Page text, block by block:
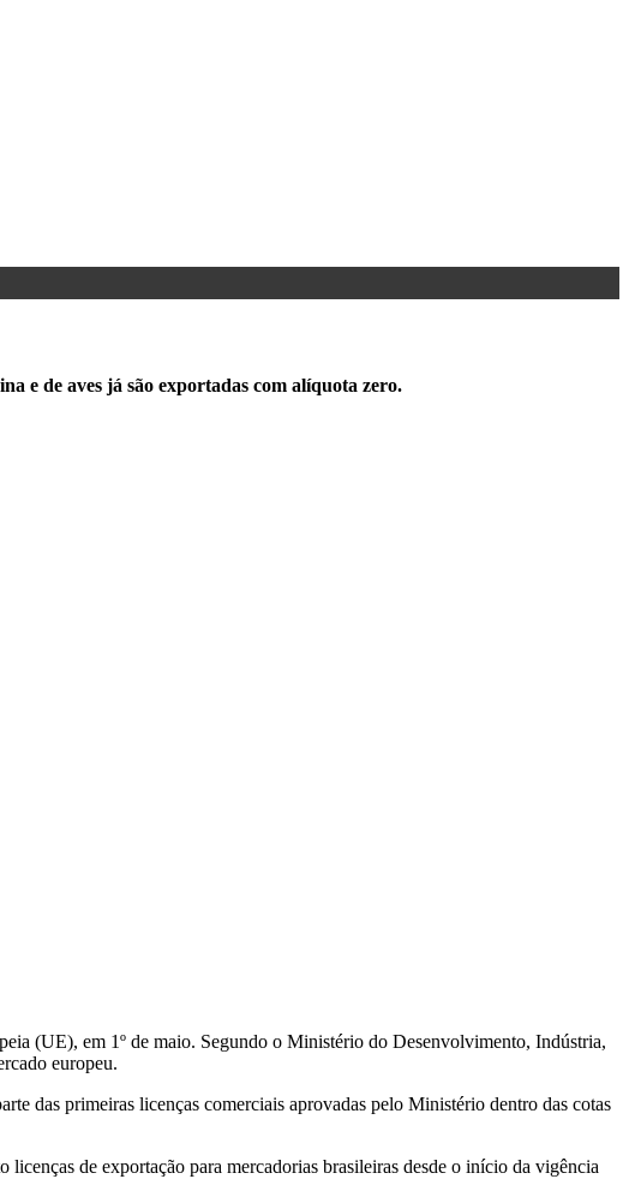
e de aves já são exportadas com alíquota zero.
(UE), em 1º de maio. Segundo o Ministério do Desenvolvimento, Indústria,
europeu.
das primeiras licenças comerciais aprovadas pelo Ministério dentro das cotas
de exportação para mercadorias brasileiras desde o início da vigência